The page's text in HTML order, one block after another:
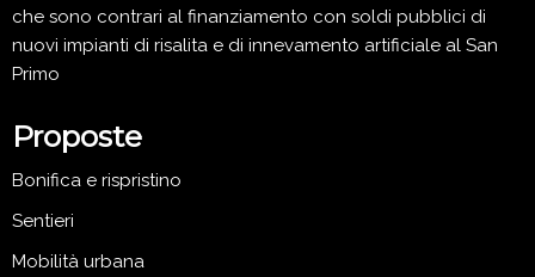
che sono contrari al finanziamento con soldi pubblici di
nuovi impianti di risalita e di innevamento artificiale al San
Primo
Proposte
Bonifica e rispristino
Sentieri
Mobilità urbana